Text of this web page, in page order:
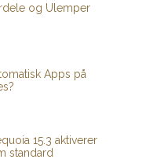
og Ulemper
Apps på
15.3 aktiverer
standard